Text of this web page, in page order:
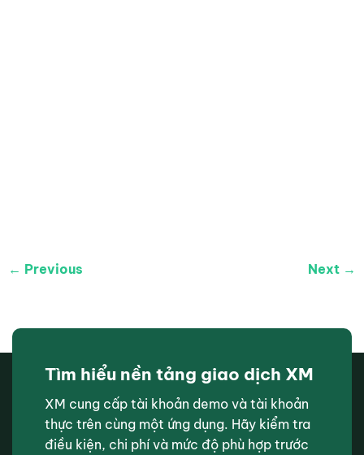
← Previous Next →
Tìm hiểu nền tảng giao dịch XM
XM cung cấp tài khoản demo và tài khoản
thực trên cùng một ứng dụng. Hãy kiểm tra
điều kiện, chi phí và mức độ phù hợp trước